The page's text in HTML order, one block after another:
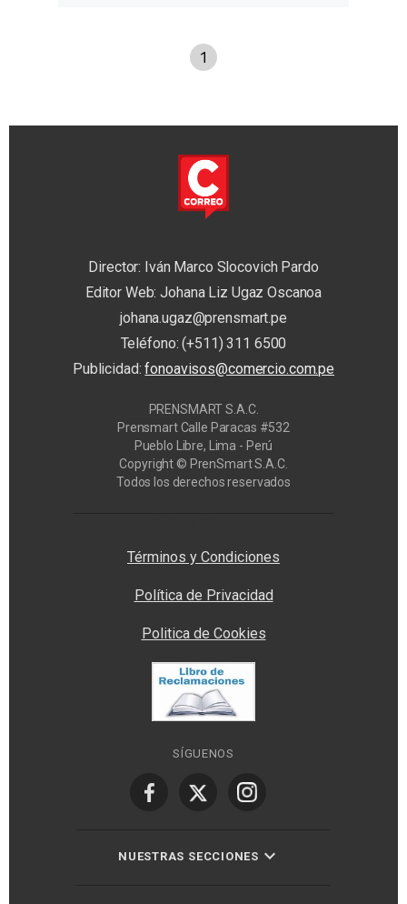
1
Director: Iván Marco Slocovich Pardo
Editor Web: Johana Liz Ugaz Oscanoa
johana.ugaz@prensmart.pe
Teléfono: (+511) 311 6500
Publicidad:fonoavisos@comercio.com.pe
PRENSMART S.A.C.
Prensmart Calle Paracas #532
Pueblo Libre, Lima - Perú
Copyright © PrenSmart S.A.C.
Todos los derechos reservados
Términos y Condiciones
Política de Privacidad
Politica de Cookies
SÍGUENOS
NUESTRAS SECCIONES